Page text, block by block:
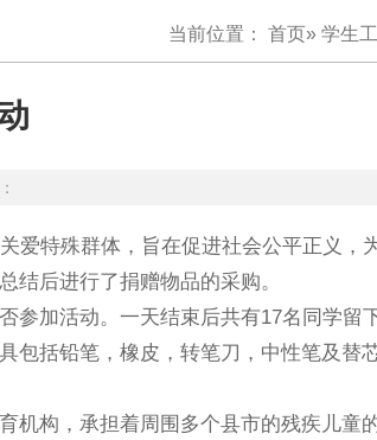
当前位置： 首页» 学生
爱特殊群体，旨在促进社会公平正义，
结后进行了捐赠物品的采购。
参加活动。一天结束后共有17名同学留
包括铅笔，橡皮，转笔刀，中性笔及替
机构，承担着周围多个县市的残疾儿童